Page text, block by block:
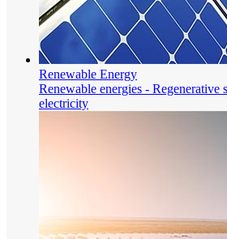
Renewable Energy
Renewable energies - Regenerative
electricity